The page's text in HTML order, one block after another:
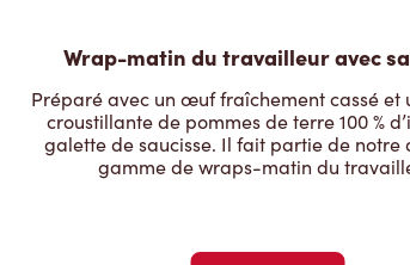
Wrap-matin du travailleur avec
Préparé avec un œuf fraîchement cassé et
croustillante de pommes de terre 100 %
galette de saucisse. Il fait partie de notre
gamme de wraps-matin du